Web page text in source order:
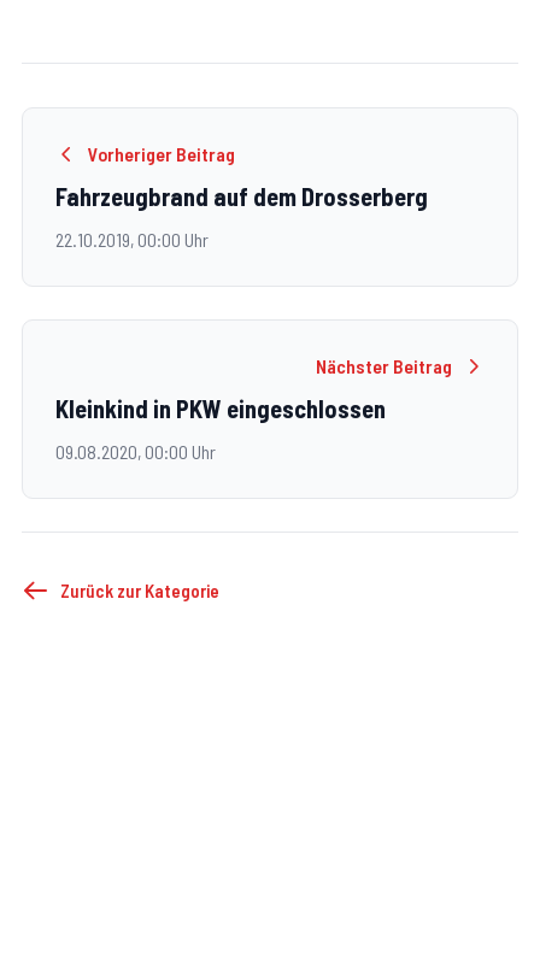
Vorheriger Beitrag
Fahrzeugbrand auf dem Drosserberg
22.10.2019, 00:00 Uhr
Nächster Beitrag
Kleinkind in PKW eingeschlossen
09.08.2020, 00:00 Uhr
Zurück zur Kategorie